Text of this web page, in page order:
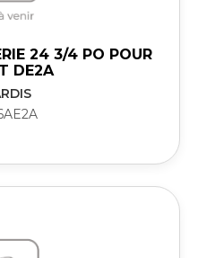
24 3/4 PO POUR
DE2A